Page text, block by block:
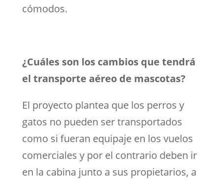
cómodos.
¿Cuáles son los cambios que tendrá
el transporte aéreo de mascotas?
El proyecto plantea que los perros y
gatos no pueden ser transportados
como si fueran equipaje en los vuelos
comerciales y por el contrario deben ir
en la cabina junto a sus propietarios, a